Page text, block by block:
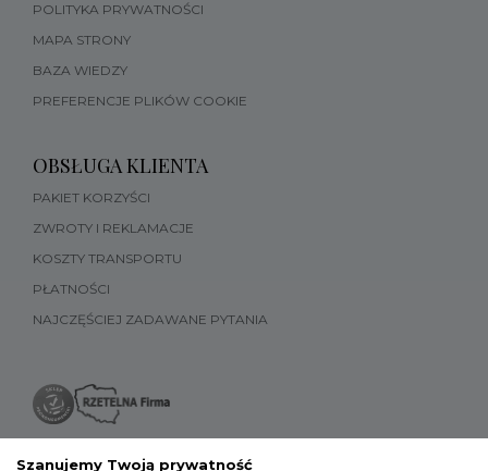
POLITYKA PRYWATNOŚCI
MAPA STRONY
BAZA WIEDZY
PREFERENCJE PLIKÓW COOKIE
OBSŁUGA KLIENTA
PAKIET KORZYŚCI
ZWROTY I REKLAMACJE
KOSZTY TRANSPORTU
PŁATNOŚCI
NAJCZĘŚCIEJ ZADAWANE PYTANIA
Szanujemy Twoją prywatność